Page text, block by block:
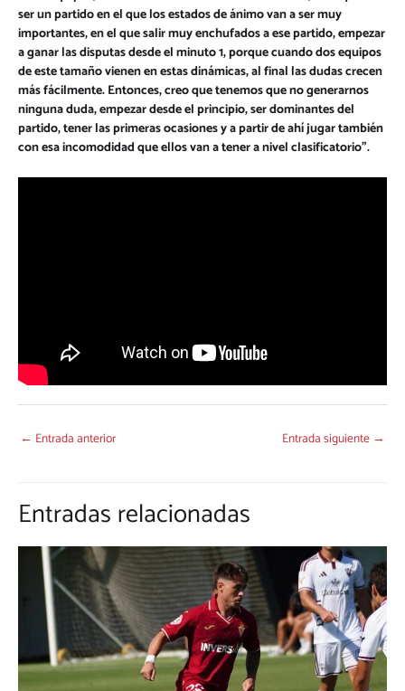
ser un partido en el que los estados de ánimo van a ser muy
importantes, en el que salir muy enchufados a ese partido, empezar
a ganar las disputas desde el minuto 1, porque cuando dos equipos
de este tamaño vienen en estas dinámicas, al final las dudas crecen
más fácilmente. Entonces, creo que tenemos que no generarnos
ninguna duda, empezar desde el principio, ser dominantes del
partido, tener las primeras ocasiones y a partir de ahí jugar también
con esa incomodidad que ellos van a tener a nivel clasificatorio”.
← Entrada anterior Entrada siguiente →
Entradas relacionadas